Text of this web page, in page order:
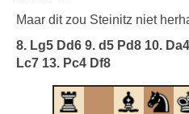
Maar dit zou Steinitz niet
8. Lg5 Dd6 9. d5 Pd8 10.
Lc7 13. Pc4 Df8